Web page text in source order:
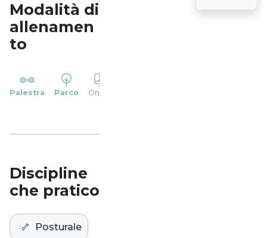
Modalità di
allenamen
to
Palestra Parco Online
Discipline
che pratico
🦴 Posturale